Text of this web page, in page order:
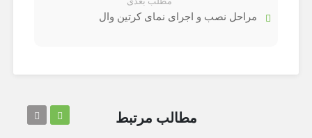
مراحل نصب و اجرای نمای کرتین وال
مطالب مرتبط